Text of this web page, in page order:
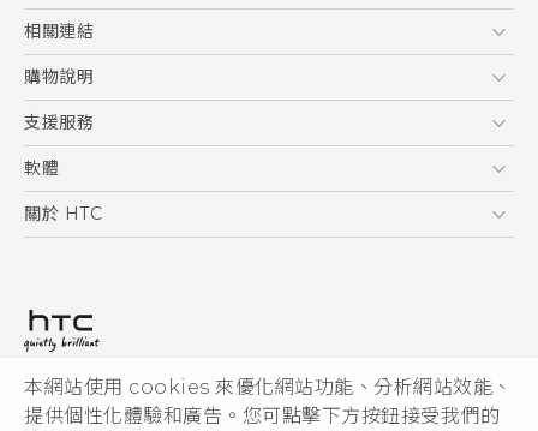
本網站使用 cookies 來優化網站功能、分析網站效能、
提供個性化體驗和廣告。您可點擊下方按鈕接受我們的
English - User manual
5G
智慧型手機
配件
相關連結
HTC Research
購物說明
購物須知
訂單管理
付款方式
支援服務
到府收送維修服務
服務中心資訊
客戶服務佈告欄
軟體
應用程式
HTC Sync Manager
關於 HTC
投資人
隱私權政策
© 2011-2026 HTC Corporation